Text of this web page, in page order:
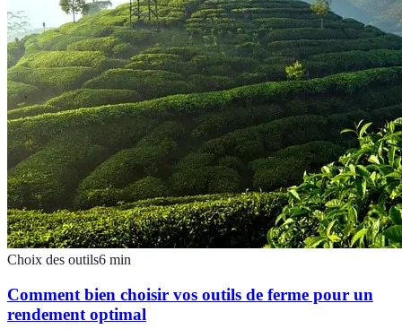
Choix des outils6 min
Comment bien choisir vos outils de ferme pour un
rendement optimal